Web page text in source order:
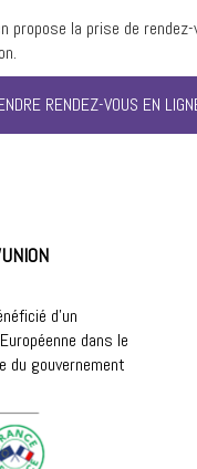
propose la prise de
RENDEZ-VOUS EN
d’un
dans le
du gouvernement